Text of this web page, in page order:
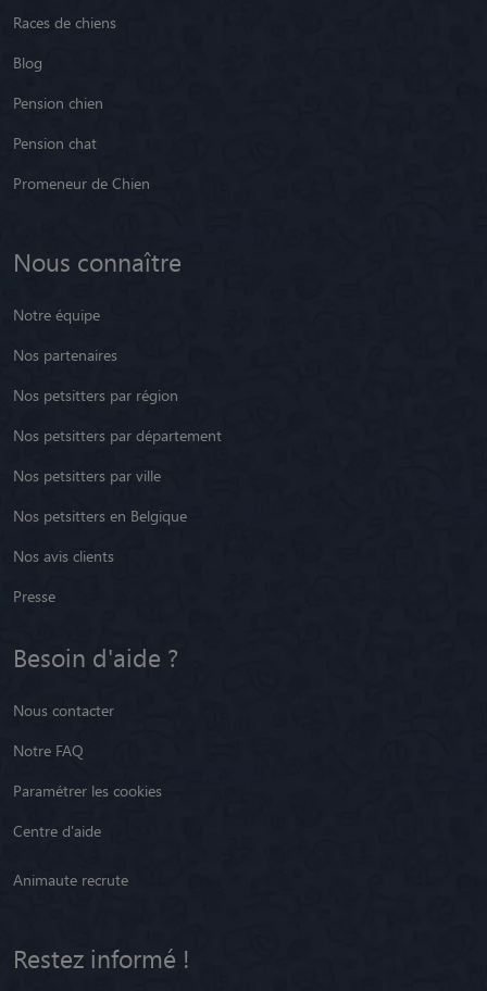
Races de chiens
Blog
Pension chien
Pension chat
Promeneur de Chien
Nous connaître
Notre équipe
Nos partenaires
Nos petsitters par région
Nos petsitters par département
Nos petsitters par ville
Nos petsitters en Belgique
Nos avis clients
Presse
Besoin d'aide ?
Nous contacter
Notre FAQ
Paramétrer les cookies
Centre d'aide
Animaute recrute
Restez informé !